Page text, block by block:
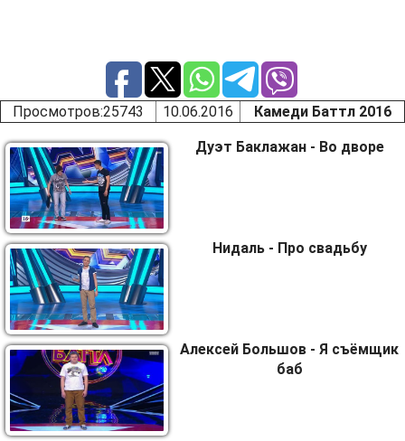
Просмотров:25743 10.06.2016 Камеди Баттл 2016
Дуэт Баклажан - Во дворе
Нидаль - Про свадьбу
Алексей Большов - Я съёмщик
баб